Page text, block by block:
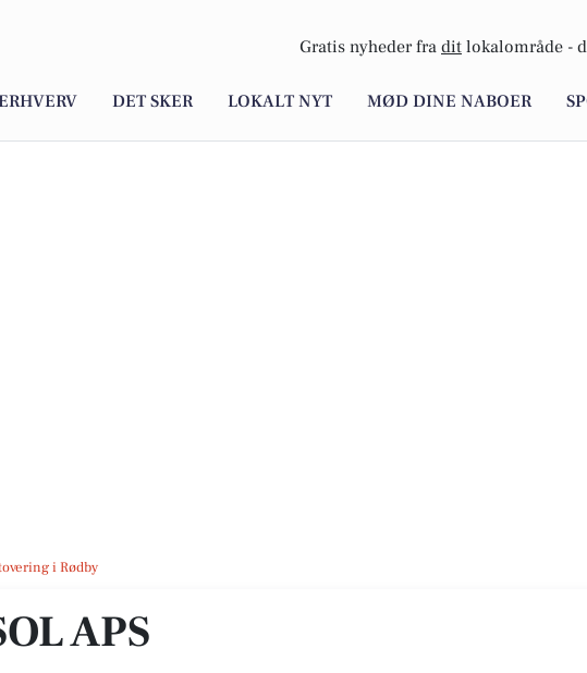
Gratis nyheder fra dit lokalområde -
DET SKER LOKALT NYT MØD DINE NABOER
i Rødby
APS